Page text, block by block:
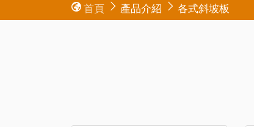
首頁 產品介紹 各式斜坡板